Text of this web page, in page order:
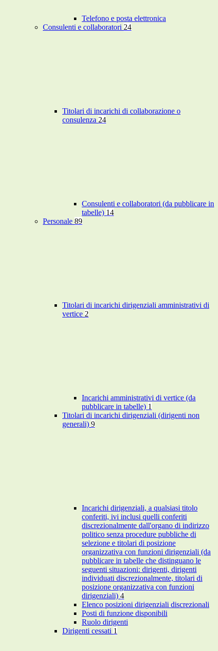
Telefono e posta elettronica
Consulenti e collaboratori 24
Titolari di incarichi di collaborazione o
consulenza 24
Consulenti e collaboratori (da pubblicare in
tabelle) 14
Personale 89
Titolari di incarichi dirigenziali amministrativi di
vertice 2
Incarichi amministrativi di vertice (da
pubblicare in tabelle) 1
Titolari di incarichi dirigenziali (dirigenti non
generali) 9
Incarichi dirigenziali, a qualsiasi titolo
conferiti, ivi inclusi quelli conferiti
discrezionalmente dall'organo di indirizzo
politico senza procedure pubbliche di
selezione e titolari di posizione
organizzativa con funzioni dirigenziali (da
pubblicare in tabelle che distinguano le
seguenti situazioni: dirigenti, dirigenti
individuati discrezionalmente, titolari di
posizione organizzativa con funzioni
dirigenziali) 4
Elenco posizioni dirigenziali discrezionali
Posti di funzione disponibili
Ruolo dirigenti
Dirigenti cessati 1